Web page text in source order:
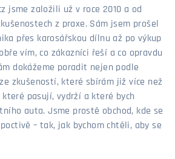
jsme založili už v roce 2010 a od
z praxe. Sám jsem prošel
přes karosářskou dílnu až po výkup
vím, co zákazníci řeší a co opravdu
dokážeme poradit nejen podle
zkušeností, které sbírám již více než
pasují, vydrží a které bych
auta. Jsme prostě obchod, kde se
– tak, jak bychom chtěli, aby se